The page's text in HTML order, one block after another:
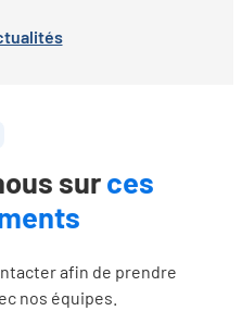
surces
afin de prendre
nos équipes.